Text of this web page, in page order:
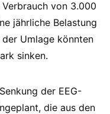
von 3.000
jährliche Belastung
Umlage könnten
sinken.
der EEG-
die aus den